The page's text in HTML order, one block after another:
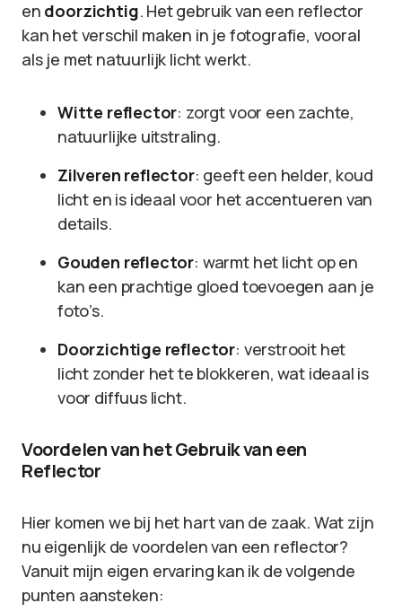
en doorzichtig. Het gebruik van een reflector
kan het verschil maken in je fotografie, vooral
als je met natuurlijk licht werkt.
Witte reflector: zorgt voor een zachte,
natuurlijke uitstraling.
Zilveren reflector: geeft een helder, koud
licht en is ideaal voor het accentueren van
details.
Gouden reflector: warmt het licht op en
kan een prachtige gloed toevoegen aan je
foto’s.
Doorzichtige reflector: verstrooit het
licht zonder het te blokkeren, wat ideaal is
voor diffuus licht.
Voordelen van het Gebruik van een
Reflector
Hier komen we bij het hart van de zaak. Wat zijn
nu eigenlijk de voordelen van een reflector?
Vanuit mijn eigen ervaring kan ik de volgende
punten aansteken: